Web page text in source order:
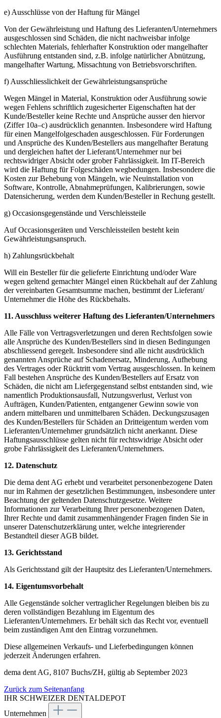
e) Ausschlüsse von der Haftung für Mängel
Von der Gewährleistung und Haftung des Lieferanten/Unternehmers
ausgeschlossen sind Schäden, die nicht nachweisbar infolge
schlechten Materials, fehlerhafter Konstruktion oder mangelhafter
Ausführung entstanden sind, z.B. infolge natürlicher Abnützung,
mangelhafter Wartung, Missachtung von Betriebsvorschriften.
f) Ausschliesslichkeit der Gewährleistungsansprüche
Wegen Mängel in Material, Konstruktion oder Ausführung sowie
wegen Fehlens schriftlich zugesicherter Eigenschaften hat der
Kunde/Besteller keine Rechte und Ansprüche ausser den hiervor
(Ziffer 10a–c) ausdrücklich genannten. Insbesondere wird Haftung
für einen Mangelfolgeschaden ausgeschlossen. Für Forderungen
und Ansprüche des Kunden/Bestellers aus mangelhafter Beratung
und dergleichen haftet der Lieferant/Unternehmer nur bei
rechtswidriger Absicht oder grober Fahrlässigkeit. Im IT-Bereich
wird die Haftung für Folgeschäden wegbedungen. Insbesondere die
Kosten zur Behebung von Mängeln, wie Neuinstallation von
Software, Kontrolle, Abnahmeprüfungen, Kalibrierungen, sowie
Datensicherung, werden dem Kunden/Besteller in Rechung gestellt.
g) Occasionsgegenstände und Verschleissteile
Auf Occasionsgeräten und Verschleissteilen besteht kein
Gewährleistungsanspruch.
h) Zahlungsrückbehalt
Will ein Besteller für die gelieferte Einrichtung und/oder Ware
wegen geltend gemachter Mängel einen Rückbehalt auf der Zahlung
der vereinbarten Gesamtsumme machen, bestimmt der Lieferant/
Unternehmer die Höhe des Rückbehalts.
11. Ausschluss weiterer Haftung des Lieferanten/Unternehmers
Alle Fälle von Vertragsverletzungen und deren Rechtsfolgen sowie
alle Ansprüche des Kunden/Bestellers sind in diesen Bedingungen
abschliessend geregelt. Insbesondere sind alle nicht ausdrücklich
genannten Ansprüche auf Schadenersatz, Minderung, Aufhebung
des Vertrages oder Rücktritt vom Vertrag ausgeschlossen. In keinem
Fall bestehen Ansprüche des Kunden/Bestellers auf Ersatz von
Schäden, die nicht am Liefergegenstand selbst entstanden sind, wie
namentlich Produktionsausfall, Nutzungsverlust, Verlust von
Aufträgen, Kunden/Patienten, entgangener Gewinn sowie von
andern mittelbaren und unmittelbaren Schäden. Deckungszusagen
des Kunden/Bestellers für Schäden an Dritteigentum werden vom
Lieferanten/Unternehmer grundsätzlich nicht anerkannt. Diese
Haftungsausschlüsse gelten nicht für rechtswidrige Absicht oder
grobe Fahrlässigkeit des Lieferanten/Unternehmers.
12. Datenschutz
Die dema dent AG erhebt und verarbeitet personenbezogene Daten
nur im Rahmen der gesetzlichen Bestimmungen, insbesondere unter
Beachtung der geltenden Datenschutzgesetze. Weitere
Informationen zur Verarbeitung Ihrer personenbezogenen Daten,
Ihrer Rechte und damit zusammenhängender Fragen finden Sie in
unserer Datenschutzerklärung unter, welche integrierender
Bestandteil dieser AGB bildet.
13. Gerichtsstand
Als Gerichtsstand gilt der Hauptsitz des Lieferanten/Unternehmers.
14. Eigentumsvorbehalt
Alle Gegenstände solcher vertraglicher Regelungen bleiben bis zu
deren vollständigen Bezahlung im Eigentum des
Lieferanten/Unternehmers. Er behält sich das Recht vor, eventuell
beim zuständigen Amt den Eintrag vorzunehmen.
Diese allgemeinen Verkaufs- und Lieferbedingungen können
jederzeit Änderungen erfahren.
dema dent AG, 8107 Buchs/ZH, gültig ab September 2023
Zurück zum Seitenanfang
IHR SCHWEIZER DENTALDEPOT
Unternehmen